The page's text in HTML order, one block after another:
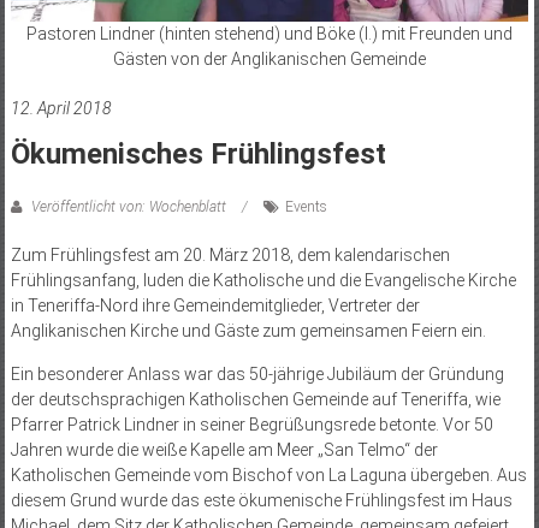
Pastoren Lindner (hinten stehend) und Böke (l.) mit Freunden und
Gästen von der Anglikanischen Gemeinde
12. April 2018
Ökumenisches Frühlingsfest
Veröffentlicht von: Wochenblatt Events
Zum Frühlingsfest am 20. März 2018, dem kalendarischen
Frühlingsanfang, luden die Katholische und die Evangelische Kirche
in Teneriffa-Nord ihre Gemeindemitglieder, Vertreter der
Anglikanischen Kirche und Gäste zum gemeinsamen Feiern ein.
Ein besonderer Anlass war das 50-jährige Jubiläum der Gründung
der deutschsprachigen Katholischen Gemeinde auf Teneriffa, wie
Pfarrer Patrick Lindner in seiner Begrüßungsrede betonte. Vor 50
Jahren wurde die weiße Kapelle am Meer „San Telmo“ der
Katholischen Gemeinde vom Bischof von La Laguna übergeben. Aus
diesem Grund wurde das este ökumenische Frühlingsfest im Haus